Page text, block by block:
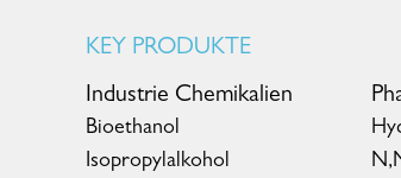
KEY PRODUKTE
Industrie Chemikalien
Bioethanol
Isopropylalkohol